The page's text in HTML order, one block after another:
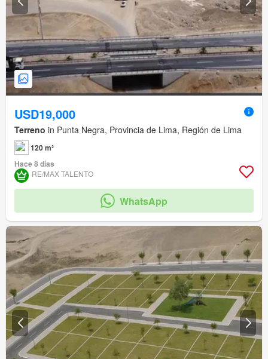
USD19,000
Terreno in Punta Negra, Provincia de Lima, Región de Lima
120 m²
Hace 8 días
RE/MAX TALENTO
WhatsApp